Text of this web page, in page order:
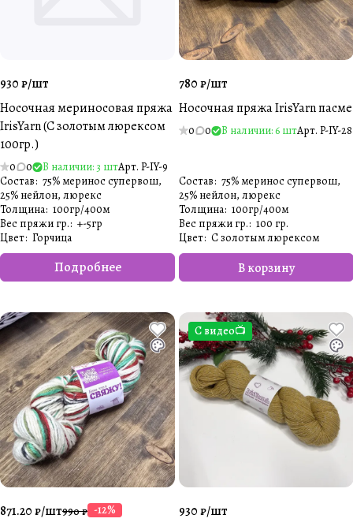
930 ₽/шт
Носочная мериносовая пряжа
IrisYarn (С золотым люрексом
100гр.)
0 0 В наличии: 3 штАрт. P-IY-9
Подробнее
Состав: 75% меринос супервош,
25% нейлон, люрекс
Толщина: 100гр/400м
Вес пряжи гр.: +-5гр
Цвет: Горчица
780 ₽/шт
Носочная пряжа IrisYarn пасме
0 0 В наличии: 6 штАрт. P-IY-28
В корзину
Состав: 75% меринос супервош,
25% нейлон, люрекс
Толщина: 100гр/400м
Вес пряжи гр.: 100 гр.
Цвет: С золотым люрексом
871.20 ₽/шт990 ₽ -12%
С видео📺
930 ₽/шт